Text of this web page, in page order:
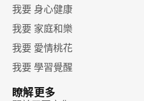
我要 身心健康
我要 家庭和樂
我要 愛情桃花
我要 學習覺醒
瞭解更多